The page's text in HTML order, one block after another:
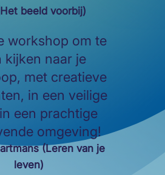
beeld voorbij)
workshop om te
kijken naar je
met creatieve
in een veilige
een prachtige
omgeving!
(Leren van je
leven)